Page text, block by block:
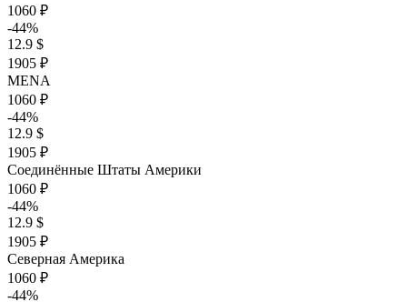
1060 ₽
-44%
12.9 $
1905 ₽
MENA
1060 ₽
-44%
12.9 $
1905 ₽
Соединённые Штаты Америки
1060 ₽
-44%
12.9 $
1905 ₽
Северная Америка
1060 ₽
-44%